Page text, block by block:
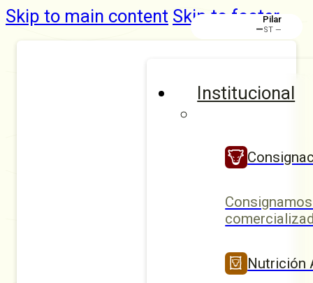
Skip to main content Skip to footer
Institucional
Nutrición
Pilar
—ST —